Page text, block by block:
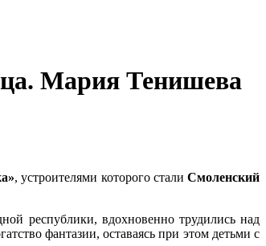
Мария Тенишева
, устроителями которого сталиСмоленский
республики, вдохновенно трудились над
фантазии, оставаясь при этом детьми с